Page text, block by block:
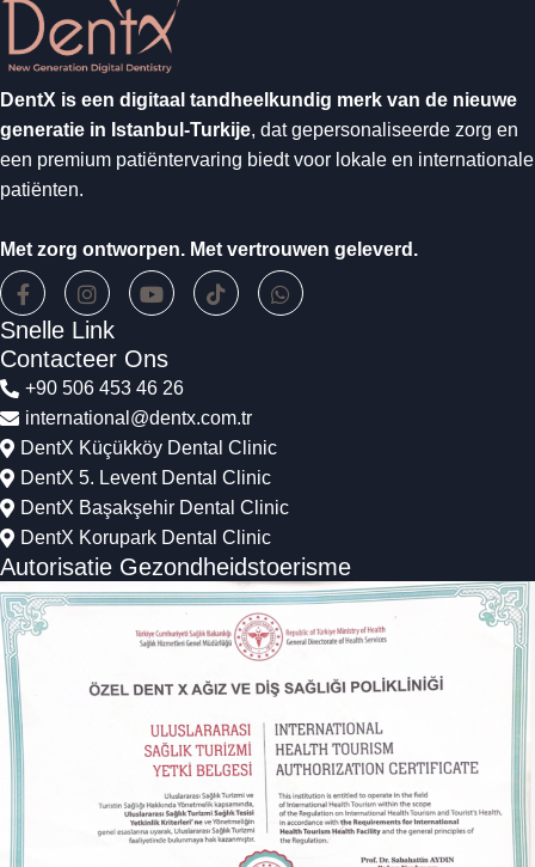
DentX is een digitaal tandheelkundig merk van de nieuwe
generatie in Istanbul-Turkije, dat gepersonaliseerde zorg en
een premium patiëntervaring biedt voor lokale en internationale
patiënten.
Met zorg ontworpen. Met vertrouwen geleverd.
Snelle Link
Contacteer Ons
+90 506 453 46 26
international@dentx.com.tr
DentX Küçükköy Dental Clinic
DentX 5. Levent Dental Clinic
DentX Başakşehir Dental Clinic
DentX Korupark Dental Clinic
Autorisatie Gezondheidstoerisme